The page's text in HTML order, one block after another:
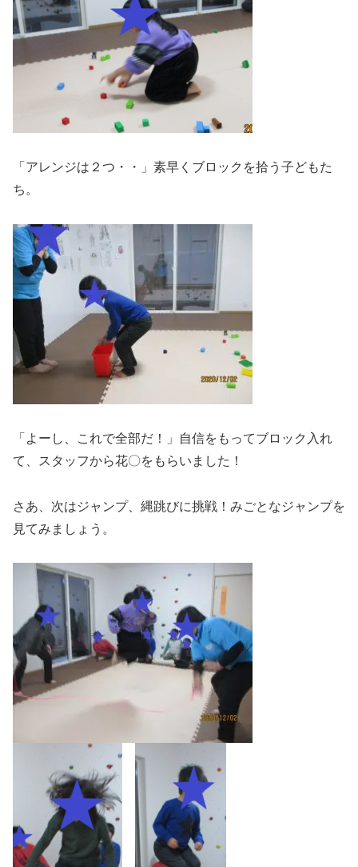
「アレンジは２つ・・」素早くブロックを拾う子どもた
ち。
「よーし、これで全部だ！」自信をもってブロック入れ
て、スタッフから花〇をもらいました！
さあ、次はジャンプ、縄跳びに挑戦！みごとなジャンプを
見てみましょう。